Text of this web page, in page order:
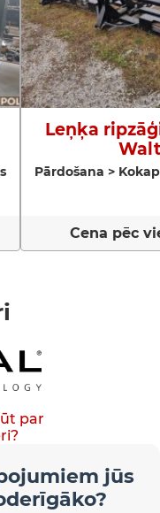
Leņķa
Pārdošana >
Cena pēc
par
jūs